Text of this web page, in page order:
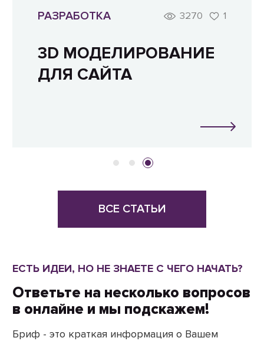
РАЗРАБОТКА 3270 1
3D МОДЕЛИРОВАНИЕ
ДЛЯ САЙТА
ВСЕ СТАТЬИ
ЕСТЬ ИДЕИ, НО НЕ ЗНАЕТЕ С ЧЕГО НАЧАТЬ?
Ответьте на несколько вопросов
в онлайне и мы подскажем!
Бриф - это краткая информация о Вашем